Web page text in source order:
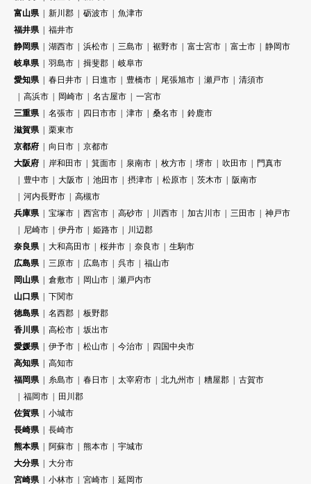
富山県
新川郡 砺波市
魚津市
福井県
福井市
静岡県
湖西市 浜松市 三島市 裾野市 富士宮市 富士市
静岡市
岐阜県
羽島市 揖斐郡
岐阜市
愛知県
春日井市 日進市 豊橋市 尾張旭市 瀬戸市
清須市
高浜市
岡崎市 名古屋市
一宮市
三重県
名張市 四日市市 津市 桑名市
鈴鹿市
滋賀県
栗東市
京都府
向日市
京都市
大阪府
岸和田市 箕面市 泉南市 枚方市 堺市 吹田市
門真市
豊中市
大阪市 池田市 摂津市 松原市 茨木市
阪南市
河内長野市
高槻市
兵庫県
宝塚市 西宮市 高砂市 川西市 加古川市 三田市
神戸市
尼崎市
伊丹市 姫路市
川辺郡
奈良県
大和高田市 桜井市 奈良市
生駒市
広島県
三原市 広島市 呉市
福山市
岡山県
倉敷市 岡山市
瀬戸内市
山口県
下関市
徳島県
名西郡
板野郡
香川県
高松市
坂出市
愛媛県
伊予市 松山市 今治市
四国中央市
高知県
高知市
福岡県
糸島市 春日市 太宰府市 北九州市 糟屋郡
古賀市
福岡市
田川郡
佐賀県
小城市
長崎県
長崎市
熊本県
阿蘇市 熊本市
宇城市
大分県
大分市
宮崎県
小林市 宮崎市
延岡市